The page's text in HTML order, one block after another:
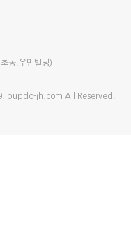
동,우민빌딩)
bupdo-jh.com All Reserved.